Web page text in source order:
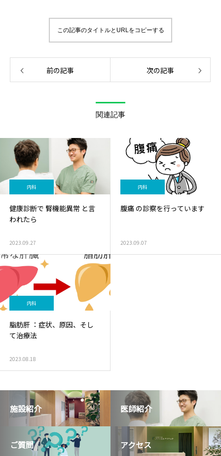
この記事のタイトルとURLをコピーする
前の記事 次の記事
関連記事
内科
健康診断で 腎機能異常 と言
われたら
2023.09.27
内科
腹痛 の診察を行っています
2023.09.07
内科
脂肪肝 ：症状、原因、そし
て治療法
2023.08.18
施設紹介 医師紹介
ご質問 アクセス